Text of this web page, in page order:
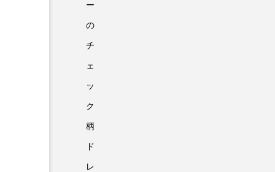
ー
の
チ
ェ
ッ
ク
柄
ド
レ